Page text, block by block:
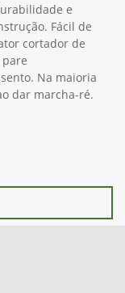
e
Fácil de
cortador de
Na maioria
dar marcha-ré.